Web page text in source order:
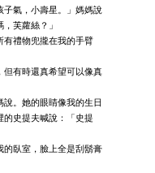
氣，小壽星。」媽媽說
芙蘿絲？」
禮物兜攏在我的手臂
有時還真希望可以像真
。她的眼睛像我的生日
的史提夫喊說：「史提
臥室，臉上全是刮鬍膏